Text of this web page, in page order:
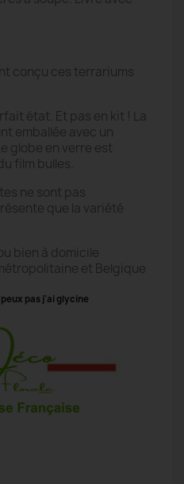
conçu ces terrariums
état. Et pas en kit ! La
emballée avec un
globe en verre est
film bulles.
ne sont pas
que la variété
bien à domicile
et Belgique
pas j'ai glycine